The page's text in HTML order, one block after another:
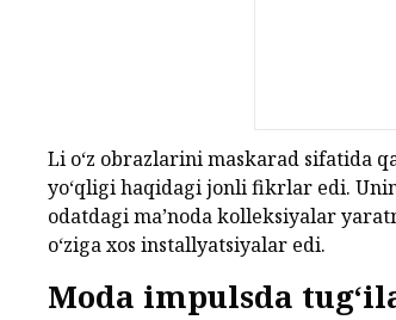
Li o‘z obrazlarini maskarad sifatida
yo‘qligi haqidagi jonli fikrlar edi.
odatdagi ma’noda kolleksiyalar
o‘ziga xos installyatsiyalar edi.
Moda impulsda